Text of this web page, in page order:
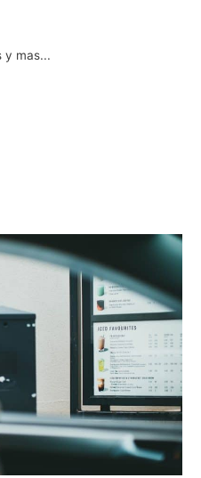
y mas...